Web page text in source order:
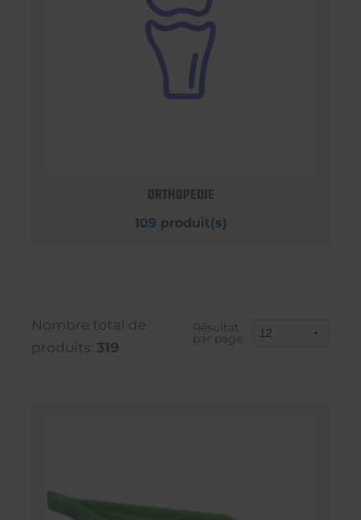
ORTHOPEDIE
109 produit(s)
Nombre total de
produits: 319
Résultat
par page: